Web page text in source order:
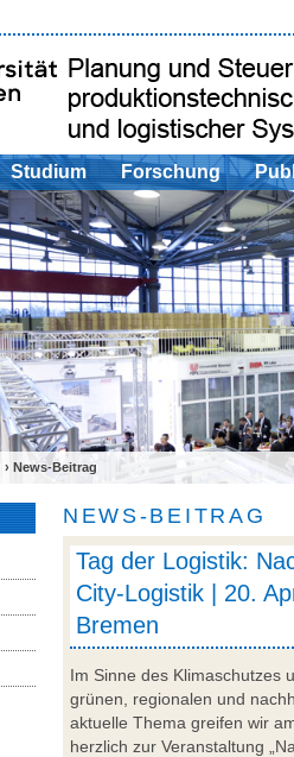
Studium Forschung
› News-Beitrag
NEWS-BEITRAG
Tag der Logistik:
City-Logistik | 20.
Bremen
Im Sinne des Klimaschutzes
grünen, regionalen und
aktuelle Thema greifen wir
herzlich zur Veranstaltung